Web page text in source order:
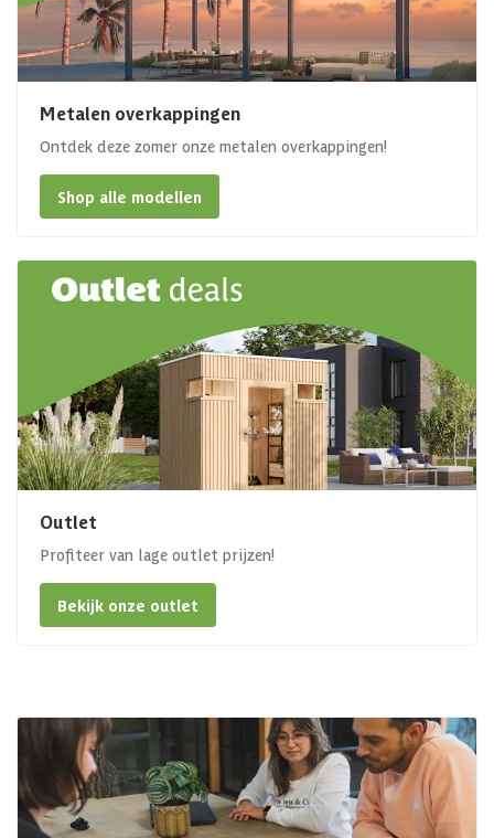
Metalen overkappingen
Ontdek deze zomer onze metalen overkappingen!
Shop alle modellen
Outlet
Profiteer van lage outlet prijzen!
Bekijk onze outlet